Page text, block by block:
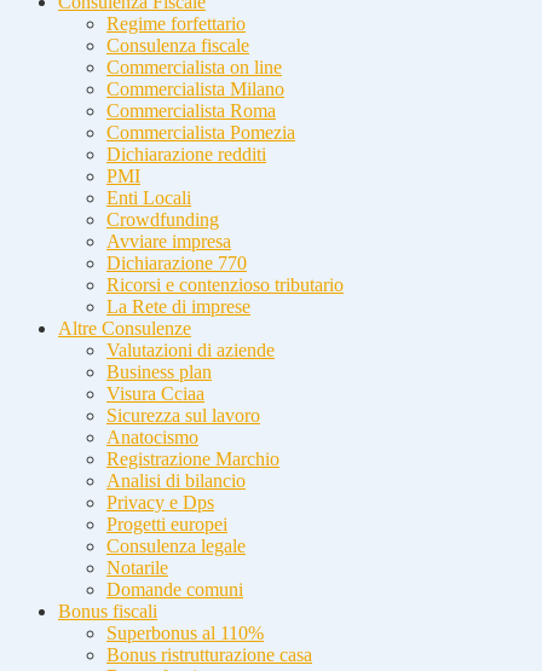
Regime forfettario
Consulenza fiscale
Commercialista on line
Commercialista Milano
Commercialista Roma
Commercialista Pomezia
Dichiarazione redditi
PMI
Enti Locali
Crowdfunding
Avviare impresa
Dichiarazione 770
Ricorsi e contenzioso tributario
La Rete di imprese
Altre Consulenze
Valutazioni di aziende
Business plan
Visura Cciaa
Sicurezza sul lavoro
Anatocismo
Registrazione Marchio
Analisi di bilancio
Privacy e Dps
Progetti europei
Consulenza legale
Notarile
Domande comuni
Bonus fiscali
Superbonus al 110%
Bonus ristrutturazione casa